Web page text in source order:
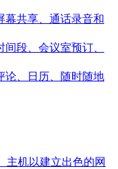
幕共享、通话录音和
段、会议室预订、
论、日历、随时随地
主机以建立出色的网